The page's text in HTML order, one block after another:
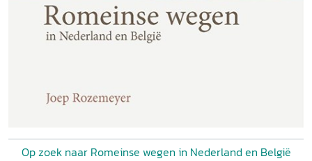
Op zoek naar Romeinse wegen in Nederland en België